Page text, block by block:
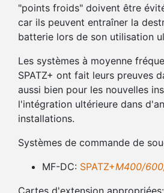
"points froids" doivent être
car ils peuvent entraîner la
batterie lors de son utilisation
Les systèmes à moyenne
SPATZ+ ont fait leurs preuves
aussi bien pour les nouvelles
l'intégration ultérieure dans
installations.
Systèmes de commande de
MF-DC: SPATZ+M400/
Cartes d'extension appropriées: